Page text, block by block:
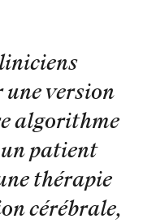
version
algorithme
patient
thérapie
cérébrale,